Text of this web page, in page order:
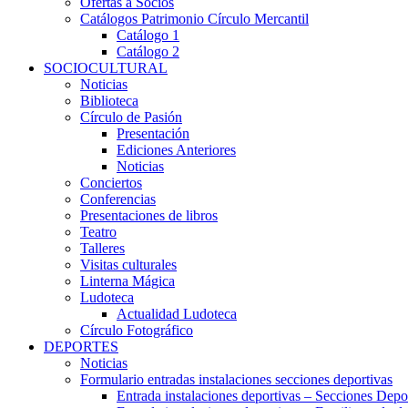
Catálogos Patrimonio Círculo Mercantil
Catálogo 1
Catálogo 2
SOCIOCULTURAL
Noticias
Biblioteca
Círculo de Pasión
Presentación
Ediciones Anteriores
Noticias
Conciertos
Conferencias
Presentaciones de libros
Teatro
Talleres
Visitas culturales
Linterna Mágica
Ludoteca
Actualidad Ludoteca
Círculo Fotográfico
DEPORTES
Noticias
Formulario entradas instalaciones secciones deportivas
Entrada instalaciones deportivas – Secciones